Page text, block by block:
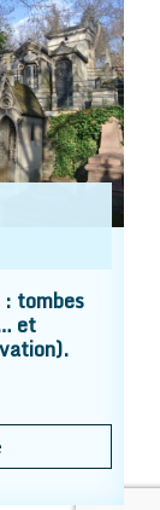
: tombes
et